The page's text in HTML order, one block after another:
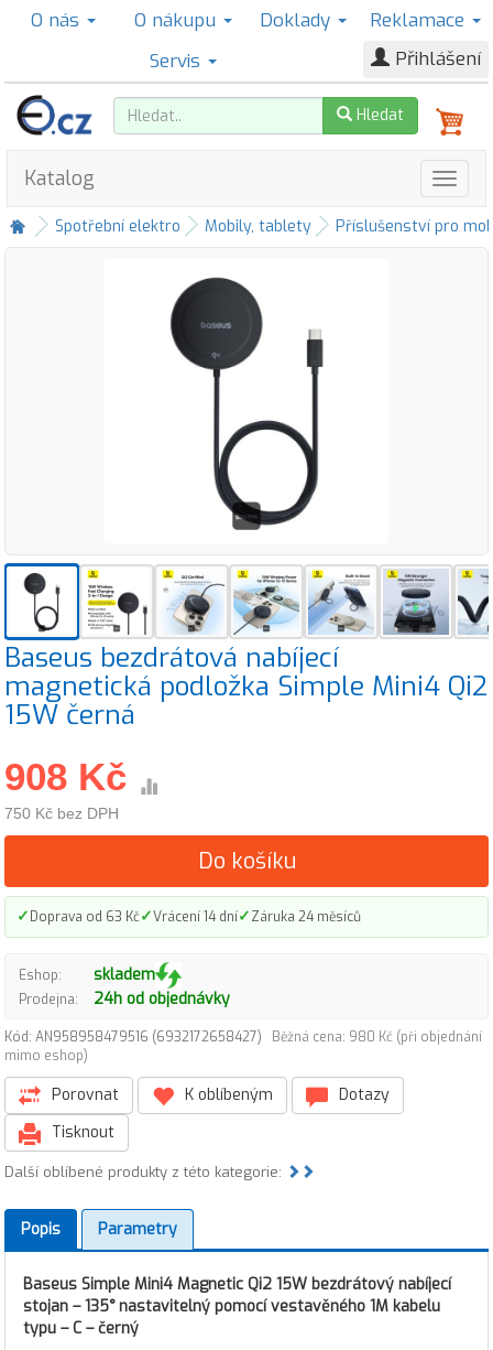
O nás O nákupu Doklady
Reklamace
Servis
Přihlášení
Hledat
Katalog
Spotřební elektro Mobily, tablety Příslušenství pro
Baseus bezdrátová nabíjecí
magnetická podložka Simple Mini4 Qi2
15W černá
908 Kč
750 Kč bez DPH
Do košíku
✓Doprava od 63 Kč✓Vrácení 14 dní✓Záruka 24 měsíců
Eshop: skladem
Prodejna: 24h od objednávky
Kód: AN958958479516 (6932172658427)
Běžná cena: 980 Kč (při objednání
mimo eshop)
Porovnat K oblíbeným
Dotazy
Tisknout
Další oblíbené produkty z této kategorie:
Popis Parametry
Baseus Simple Mini4 Magnetic Qi2 15W bezdrátový nabíjecí
stojan – 135° nastavitelný pomocí vestavěného 1M kabelu
typu – C – černý